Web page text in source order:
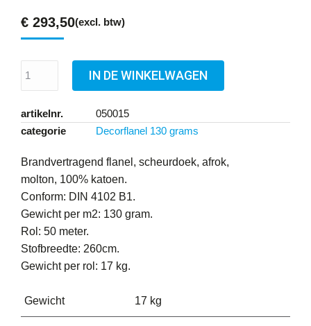
€ 293,50(excl. btw)
IN DE WINKELWAGEN
artikelnr.
050015
categorie
Decorflanel 130 grams
Brandvertragend flanel, scheurdoek, afrok,
molton, 100% katoen.
Conform: DIN 4102 B1.
Gewicht per m2: 130 gram.
Rol: 50 meter.
Stofbreedte: 260cm.
Gewicht per rol: 17 kg.
Gewicht 17 kg